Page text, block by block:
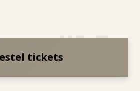
tickets